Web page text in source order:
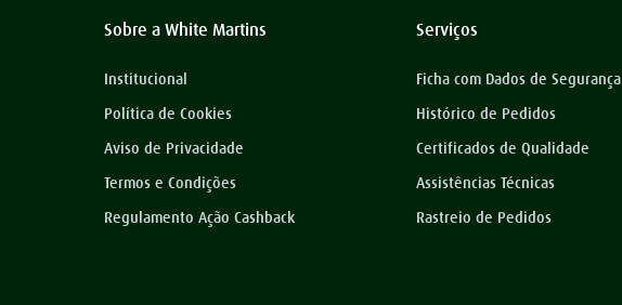
Sobre a White Martins
Institucional
Política de Cookies
Aviso de Privacidade
Termos e Condições
Regulamento Ação Cashback
Serviços
Ficha com Dados de Segurança
Histórico de Pedidos
Certificados de Qualidade
Assistências Técnicas
Rastreio de Pedidos